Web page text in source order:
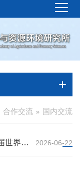
合作交流 国内交流
世界土
2026-06-22